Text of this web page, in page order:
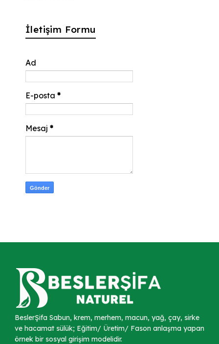
İletişim Formu
Ad
E-posta *
Mesaj *
BeslerŞifa Sabun, krem, merhem, macun, yağ, çay, sirke
ve hacamat sülük; Eğitim/ Üretim/ Fason anlaşma yapan
örnek bir sosyal girişim modelidir.